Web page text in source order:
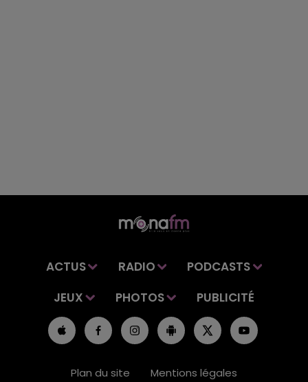
ACTUS RADIO
PODCASTS
JEUX
PHOTOS PUBLICITÉ
Plan du site Mentions légales